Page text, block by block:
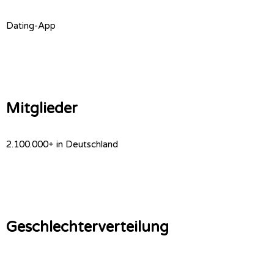
Dating-App
Mitglieder
2.100.000+ in Deutschland
Geschlechterverteilung